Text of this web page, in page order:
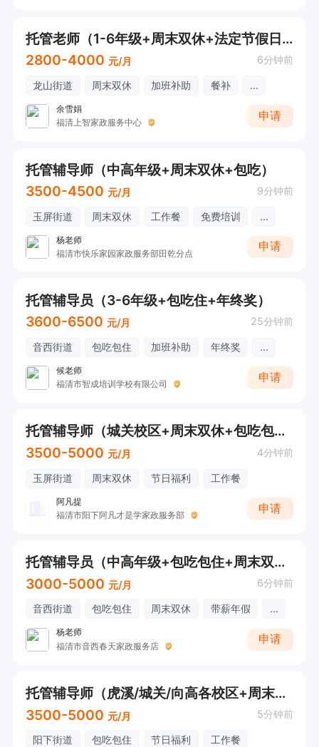
托管老师（1-6年级+周末双休+法定节假日+节日福利）
2800-4000 元/月 6分钟前
龙山街道 周末双休 加班补助 餐补 ...
余雪娟
福清上智家政服务中心
申请
托管辅导师（中高年级+周末双休+包吃）
3500-4500 元/月 9分钟前
玉屏街道 周末双休 工作餐 免费培训 ...
杨老师
福清市快乐家园家政服务部田乾分点
申请
托管辅导员（3-6年级+包吃住+年终奖）
3600-6500 元/月 25分钟前
音西街道 包吃包住 加班补助 年终奖 ...
候老师
福清市智成培训学校有限公司
申请
托管辅导师（城关校区+周末双休+包吃包住+法定节假日+低中高年级）
3500-5000 元/月 4分钟前
玉屏街道 周末双休 节日福利 工作餐
阿凡提
福清市阳下阿凡才是学家政服务部
申请
托管辅导员（中高年级+包吃包住+周末双休+享法定节假日+不值班+节日福利）
3000-5000 元/月 6分钟前
音西街道 包吃包住 周末双休 带薪年假 ...
杨老师
福清市音西春天家政服务店
申请
托管辅导师（虎溪/城关/向高各校区+周末双休+包吃包住+法定节假日+低中高年级）
3500-5000 元/月 5分钟前
阳下街道 包吃包住 节日福利 工作餐